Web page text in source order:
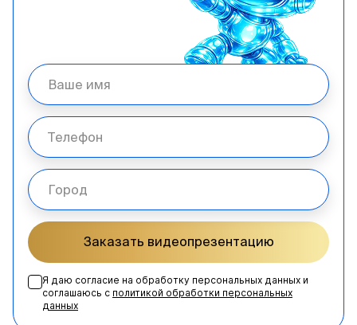
Заказать видеопрезентацию
Я даю согласие на обработку персональных данных и
соглашаюсь с политикой обработки персональных
данных